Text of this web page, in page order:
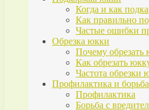
Когда и как
Как правильно
Частые ошибки
Обрезка юкки
Почему обрезать
Как обрезать
Частота обрезки
Профилактика и
Профилактика
Борьба с